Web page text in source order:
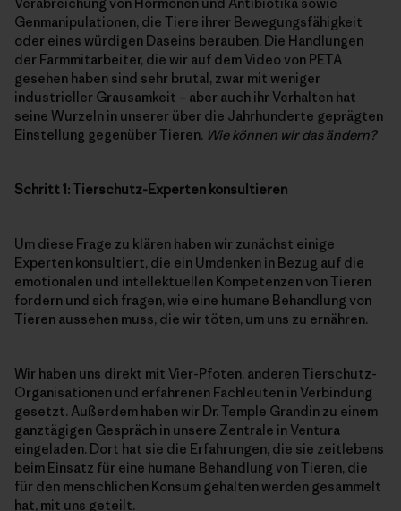
Genmanipulationen, die Tiere ihrer Bewegungsfähigkeit
oder eines würdigen Daseins berauben. Die Handlungen
der Farmmitarbeiter, die wir auf dem Video von PETA
gesehen haben sind sehr brutal, zwar mit weniger
industrieller Grausamkeit – aber auch ihr Verhalten hat
seine Wurzeln in unserer über die Jahrhunderte geprägten
Einstellung gegenüber Tieren. Wie können wir das ändern?
Schritt 1: Tierschutz-Experten konsultieren
Um diese Frage zu klären haben wir zunächst einige
Experten konsultiert, die ein Umdenken in Bezug auf die
emotionalen und intellektuellen Kompetenzen von Tieren
fordern und sich fragen, wie eine humane Behandlung von
Tieren aussehen muss, die wir töten, um uns zu ernähren.
Wir haben uns direkt mit Vier-Pfoten, anderen Tierschutz-
Organisationen und erfahrenen Fachleuten in Verbindung
gesetzt. Außerdem haben wir Dr. Temple Grandin zu einem
ganztägigen Gespräch in unsere Zentrale in Ventura
eingeladen. Dort hat sie die Erfahrungen, die sie zeitlebens
beim Einsatz für eine humane Behandlung von Tieren, die
für den menschlichen Konsum gehalten werden gesammelt
hat, mit uns geteilt.